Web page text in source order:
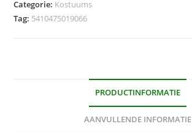
-
Categorie: Kostuums
Tag: 5410475019066
PRODUCTINFORMATIE
AANVULLENDE INFORMATIE